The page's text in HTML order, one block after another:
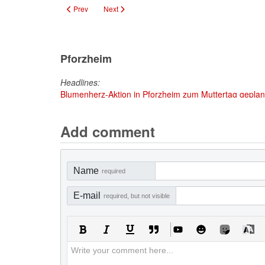
Previous article: Neue Strukturen bei der Klimaschutz- und
Prev Next article: Vollsperrung der Ausfahrt Arlinger
Next
Pforzheim
Headlines:
Blumenherz-Aktion in Pforzheim zum Muttertag
Add comment
Name required
E-mail required, but not visible